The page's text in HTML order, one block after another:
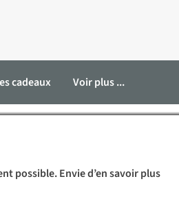
cadeaux Voir plus ...
?
possible. Envie d’en savoir plus